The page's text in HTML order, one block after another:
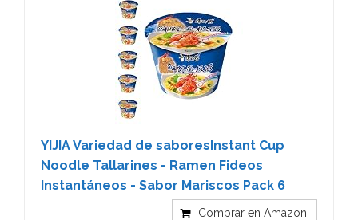
YIJIA Variedad de saboresInstant Cup
Noodle Tallarines - Ramen Fideos
Instantáneos - Sabor Mariscos Pack 6
Comprar en Amazon